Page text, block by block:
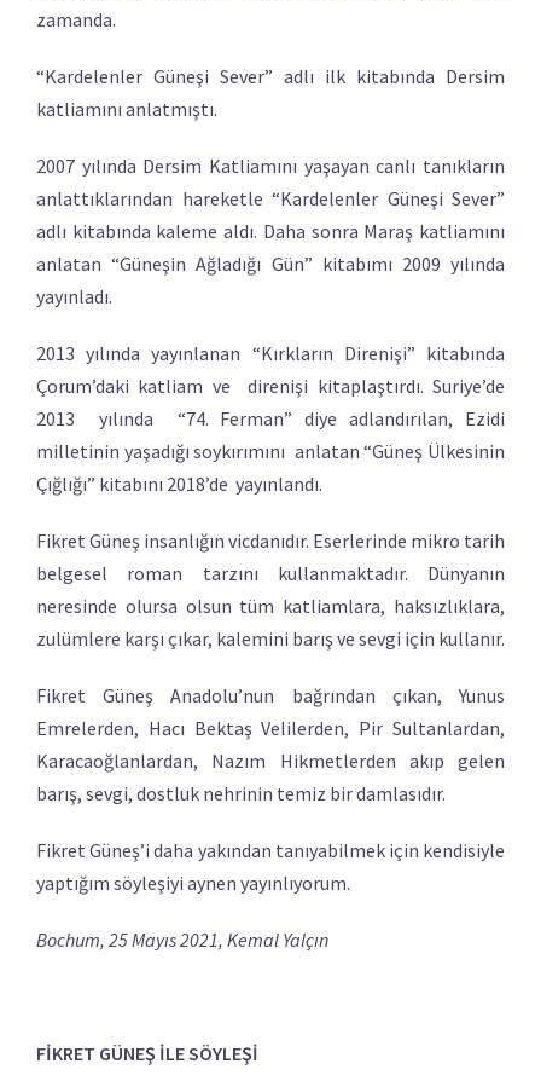
zamanda.
“Kardelenler Güneşi Sever” adlı ilk kitabında Dersim
katliamını anlatmıştı.
2007 yılında Dersim Katliamını yaşayan canlı tanıkların
anlattıklarından hareketle “Kardelenler Güneşi Sever”
adlı kitabında kaleme aldı. Daha sonra Maraş katliamını
anlatan “Güneşin Ağladığı Gün” kitabımı 2009 yılında
yayınladı.
2013 yılında yayınlanan “Kırkların Direnişi” kitabında
Çorum’daki katliam ve direnişi kitaplaştırdı. Suriye’de
2013 yılında “74. Ferman” diye adlandırılan, Ezidi
milletinin yaşadığı soykırımını anlatan “Güneş Ülkesinin
Çığlığı” kitabını 2018’de yayınlandı.
Fikret Güneş insanlığın vicdanıdır. Eserlerinde mikro tarih
belgesel roman tarzını kullanmaktadır. Dünyanın
neresinde olursa olsun tüm katliamlara, haksızlıklara,
zulümlere karşı çıkar, kalemini barış ve sevgi için kullanır.
Fikret Güneş Anadolu’nun bağrından çıkan, Yunus
Emrelerden, Hacı Bektaş Velilerden, Pir Sultanlardan,
Karacaoğlanlardan, Nazım Hikmetlerden akıp gelen
barış, sevgi, dostluk nehrinin temiz bir damlasıdır.
Fikret Güneş’i daha yakından tanıyabilmek için kendisiyle
yaptığım söyleşiyi aynen yayınlıyorum.
Bochum, 25 Mayıs 2021, Kemal Yalçın
FİKRET GÜNEŞ İLE SÖYLEŞİ